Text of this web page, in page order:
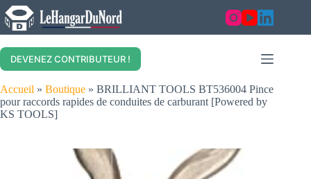
Skip
to
content
DEVENEZ CONTRIBUTEUR !
Accueil » Boutique » BRILLIANT TOOLS BT536004 Pince
pour raccords rapides de conduites de carburant [Powered by
KS TOOLS]